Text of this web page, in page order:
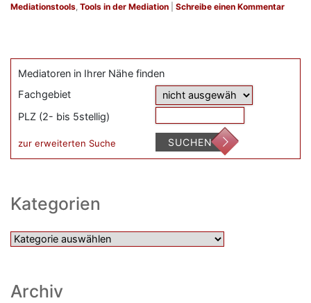
Mediationstools Tools in der Mediation Schreibe einen Kommentar
Mediatoren in Ihrer Nähe finden
Fachgebiet
PLZ (2- bis 5stellig)
zur erweiterten Suche SUCHEN
Kategorien
Kategorien
Archiv